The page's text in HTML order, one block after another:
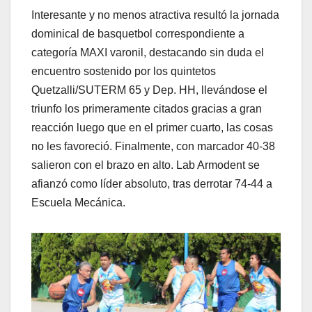
Interesante y no menos atractiva resultó la jornada
dominical de basquetbol correspondiente a
categoría MAXI varonil, destacando sin duda el
encuentro sostenido por los quintetos
Quetzalli/SUTERM 65 y Dep. HH, llevándose el
triunfo los primeramente citados gracias a gran
reacción luego que en el primer cuarto, las cosas
no les favoreció. Finalmente, con marcador 40-38
salieron con el brazo en alto. Lab Armodent se
afianzó como líder absoluto, tras derrotar 74-44 a
Escuela Mecánica.